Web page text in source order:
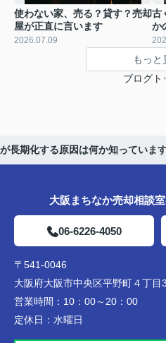
使わない家、売る？貸す？売却
屋が正直に言います
2026.07.09
古
か
もっと
ブログト
長期化する原因は何か知っていま
大阪まちなか売却相談
06-6226-4050
〒541-0046
大阪府大阪市中央区平野町４丁目
営業時間： 10：00～20：00
定休日： 水曜日